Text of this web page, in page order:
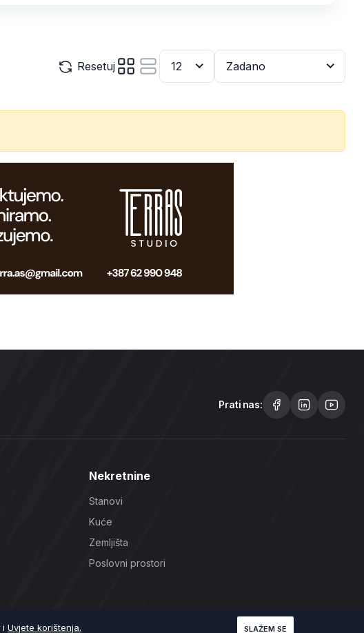
Resetuj 12 Zadano
Prati nas:
Nekretnine
Stanovi
Kuće
Zemljišta
Poslovni prostori
i Uvjete korištenja. SLAŽEM SE